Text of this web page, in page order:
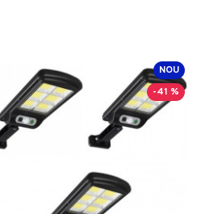
NOU
-41 %